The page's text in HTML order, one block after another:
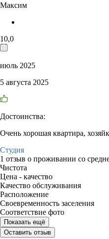
Максим
10,0
июль 2025
5 августа 2025
Достоинства:
Очень хорошая квартира,
Студия
1 отзыв о проживании со
Чистота
Цена - качество
Качество обслуживания
Расположение
Своевременность заселения
Соответствие фото
Показать ещё
Оставить отзыв